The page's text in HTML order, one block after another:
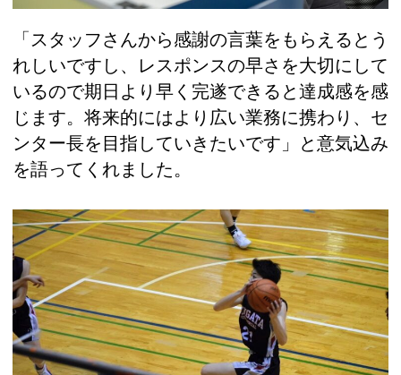
「スタッフさんから感謝の言葉をもらえるとう
れしいですし、レスポンスの早さを大切にして
いるので期日より早く完遂できると達成感を感
じます。将来的にはより広い業務に携わり、セ
ンター長を目指していきたいです」と意気込み
を語ってくれました。